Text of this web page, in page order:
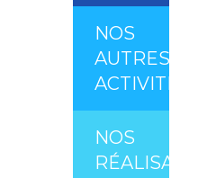
NOS
AUTRES
ACTIVITÉS
NOS